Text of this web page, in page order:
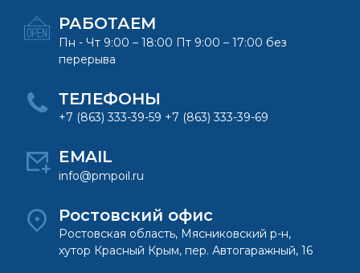
РАБОТАЕМ
Пн - Чт 9:00 – 18:00 Пт 9:00 – 17:00 без
перерыва
ТЕЛЕФОНЫ
+7 (863) 333-39-59 +7 (863) 333-39-69
EMAIL
info@pmpoil.ru
Ростовский офис
Ростовская область, Мясниковский р-н,
хутор Красный Крым, пер. Автогаражный, 16